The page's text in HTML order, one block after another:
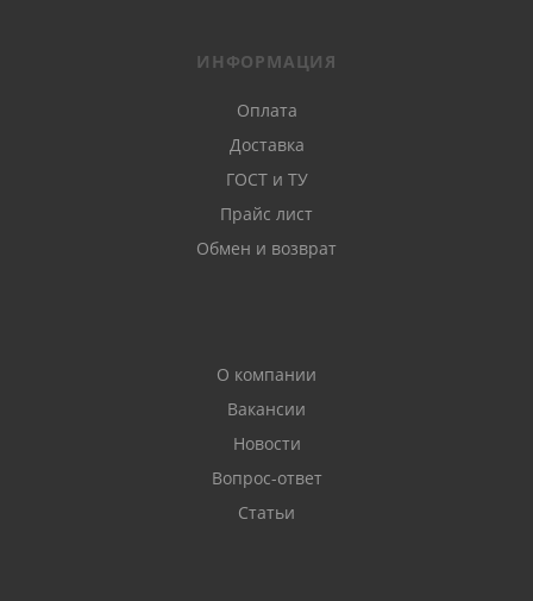
ИНФОРМАЦИЯ
Оплата
Доставка
ГОСТ и ТУ
Прайс лист
Обмен и возврат
О компании
Вакансии
Новости
Вопрос-ответ
Статьи